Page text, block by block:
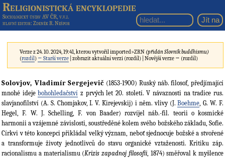
Religionistická encyklopedie
Sociologický ústav AV ČR, v.v.i.
hlavní editor: Zdeněk R. Nešpor
Verze z 24. 10. 2024, 19:41, kterou vytvořilimported>ZRN (přidán Slovník buddhismu)
(rozdíl) ← Starší verze | zobrazit aktuální verzi (rozdíl) | Novější verze → (rozdíl)
Solovjov, Vladimír Sergejevič (1853-1900) Ruský náb. filosof, předjímající
mnohé idejebohohledačství z prvých let 20. století. V návaznosti na tradice rus.
slavjanofilství (A. S. Chomjakov, I. V. Kirejevskij) i něm. vlivy (J.Boehme, G. W. F.
Hegel, F. W. J. Schelling, F. von Baader) rozvíjel náb.-fil. teorii o kosmické
harmonii a vzájemné závislosti, soustředěné kolem svého božského základu, Sofie.
Církvi v této koncepci přikládal velký význam, neboť sjednocuje božské a stvořené
a transformuje životy jednotlivců do stavu organické vztaženosti. Kritiku záp.
racionalismu a materialismu (Krizis zapadnoj filosofii, 1874) směřoval k myšlence